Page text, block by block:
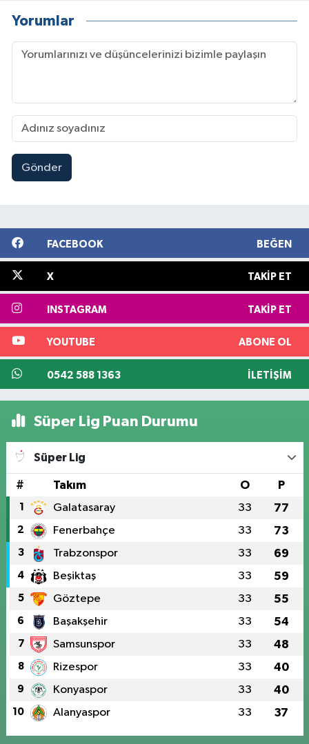
Yorumlar
Gönder
FACEBOOK BEĞEN
X TAKIP ET
INSTAGRAM TAKIP ET
YOUTUBE ABONE OL
0542 588 1363 İLETIŞIM
Süper Lig Puan Durumu
Süper Lig
# Takım O P
1 Galatasaray 33 77
2 Fenerbahçe 33 73
3 Trabzonspor 33 69
4 Beşiktaş 33 59
5 Göztepe 33 55
6 Başakşehir 33 54
7 Samsunspor 33 48
8 Rizespor 33 40
9 Konyaspor 33 40
10 Alanyaspor 33 37